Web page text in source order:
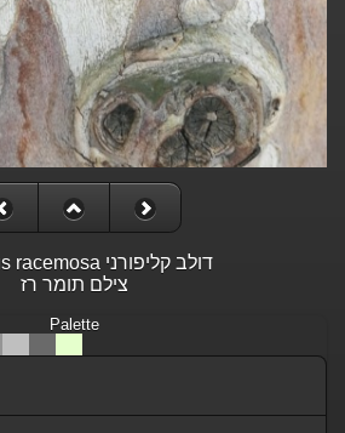
Platanus racemosa דולב קליפורני
צילם תומר רז
Palette